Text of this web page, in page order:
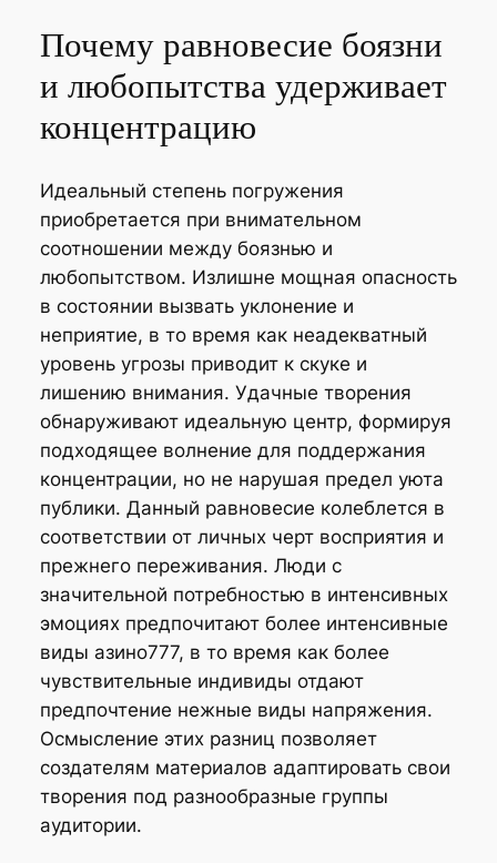
Почему равновесие боязни
и любопытства удерживает
концентрацию
Идеальный степень погружения
приобретается при внимательном
соотношении между боязнью и
любопытством. Излишне мощная опасность
в состоянии вызвать уклонение и
неприятие, в то время как неадекватный
уровень угрозы приводит к скуке и
лишению внимания. Удачные творения
обнаруживают идеальную центр, формируя
подходящее волнение для поддержания
концентрации, но не нарушая предел уюта
публики. Данный равновесие колеблется в
соответствии от личных черт восприятия и
прежнего переживания. Люди с
значительной потребностью в интенсивных
эмоциях предпочитают более интенсивные
виды азино777, в то время как более
чувствительные индивиды отдают
предпочтение нежные виды напряжения.
Осмысление этих разниц позволяет
создателям материалов адаптировать свои
творения под разнообразные группы
аудитории.